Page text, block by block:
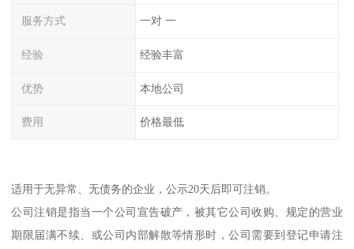
服务方式 一对 一
经验 经验丰富
优势 本地公司
费用 价格最低
适用于无异常、无债务的企业，公示20天后即可注销。
公司注销是指当一个公司宣告破产，被其它公司收购、规定的营业
期限届满不续、或公司内部解散等情形时，公司需要到登记申请注